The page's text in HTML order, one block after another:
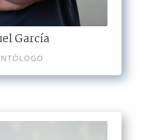
García